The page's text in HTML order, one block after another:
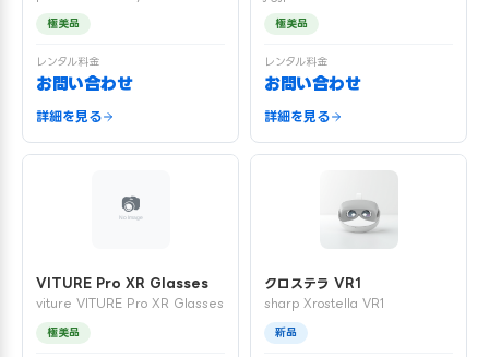
極美品
レンタル料金
お問い合わせ
詳細を見る
極美品
レンタル料金
お問い合わせ
詳細を見る
VITURE Pro XR Glasses
viture VITURE Pro XR Glasses
極美品
クロステラ VR1
sharp Xrostella VR1
新品